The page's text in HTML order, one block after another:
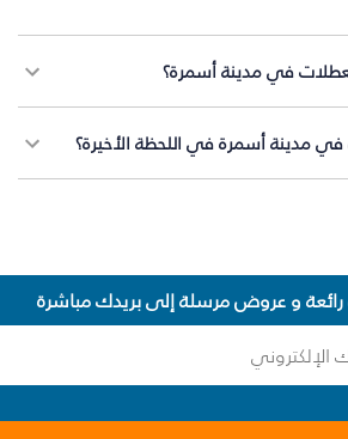
في مدينة أسمرة؟
مدينة أسمرة في اللحظة الأخيرة؟
و عروض مرسلة إلى بريدك مباشرة